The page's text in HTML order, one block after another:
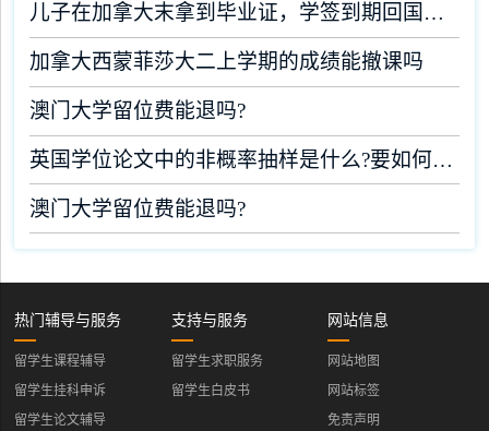
儿子在加拿大末拿到毕业证，学签到期回国了有办法补救吗
加拿大西蒙菲莎大二上学期的成绩能撤课吗
澳门大学留位费能退吗?
英国学位论文中的非概率抽样是什么?要如何完成?
澳门大学留位费能退吗?
热门辅导与服务
留学生课程辅导
留学生挂科申诉
留学生论文辅导
支持与服务
留学生求职服务
留学生白皮书
网站信息
网站地图
网站标签
免责声明